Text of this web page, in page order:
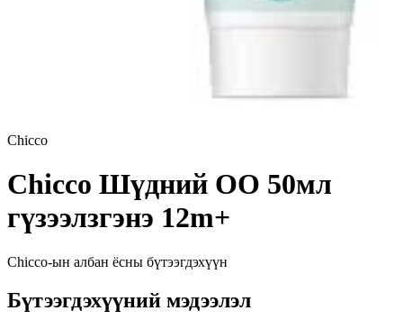
Chicco
Chicco Шүдний ОО 50мл
гүзээлзгэнэ 12m+
Chicco-ын албан ёсны бүтээгдэхүүн
Бүтээгдэхүүний мэдээлэл